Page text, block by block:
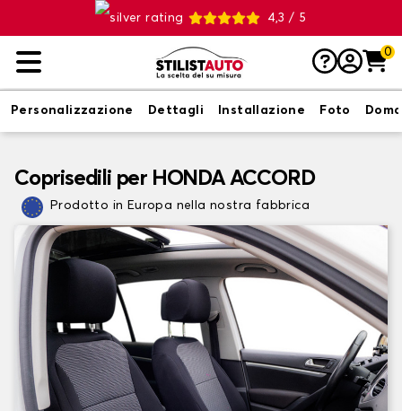
4,3 / 5
0
Personalizzazione Dettagli Installazione Foto
Coprisedili per HONDA ACCORD
Prodotto in Europa nella nostra fabbrica